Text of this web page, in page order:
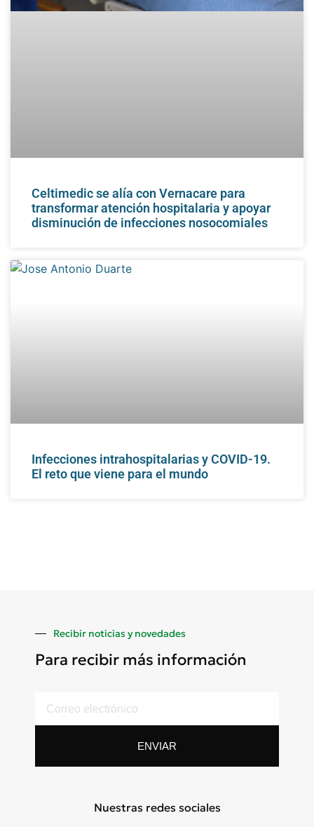
Celtimedic se alía con Vernacare para
transformar atención hospitalaria y apoyar
disminución de infecciones nosocomiales
Infecciones intrahospitalarias y COVID-19.
El reto que viene para el mundo
Recibir noticias y novedades
Para recibir más información
ENVIAR
Nuestras redes sociales